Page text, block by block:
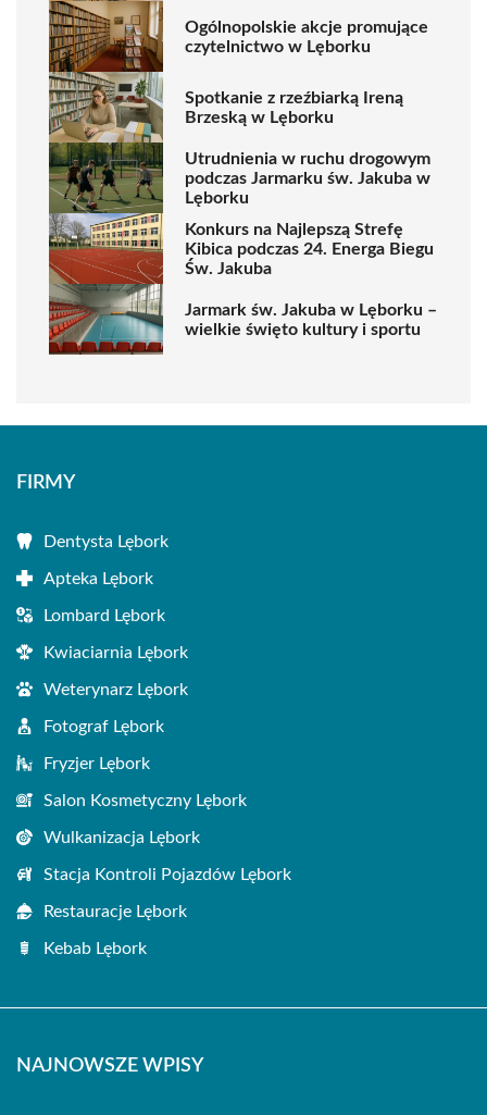
Ogólnopolskie akcje promujące
czytelnictwo w Lęborku
Spotkanie z rzeźbiarką Ireną
Brzeską w Lęborku
Utrudnienia w ruchu drogowym
podczas Jarmarku św. Jakuba w
Lęborku
Konkurs na Najlepszą Strefę
Kibica podczas 24. Energa Biegu
Św. Jakuba
Jarmark św. Jakuba w Lęborku –
wielkie święto kultury i sportu
FIRMY
Dentysta Lębork
Apteka Lębork
Lombard Lębork
Kwiaciarnia Lębork
Weterynarz Lębork
Fotograf Lębork
Fryzjer Lębork
Salon Kosmetyczny Lębork
Wulkanizacja Lębork
Stacja Kontroli Pojazdów Lębork
Restauracje Lębork
Kebab Lębork
NAJNOWSZE WPISY